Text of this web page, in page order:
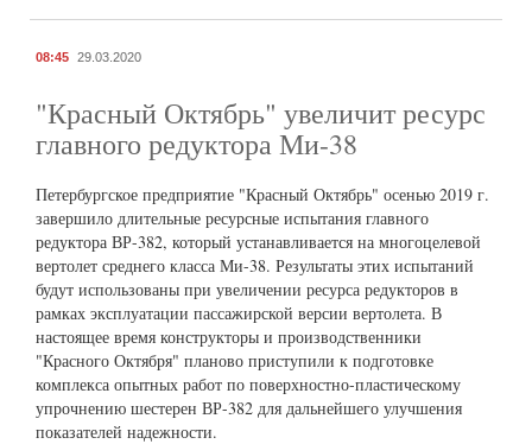
08:45 29.03.2020
"Красный Октябрь" увеличит ресурс
главного редуктора Ми-38
Петербургское предприятие "Красный Октябрь" осенью 2019 г.
завершило длительные ресурсные испытания главного
редуктора ВР-382, который устанавливается на многоцелевой
вертолет среднего класса Ми-38. Результаты этих испытаний
будут использованы при увеличении ресурса редукторов в
рамках эксплуатации пассажирской версии вертолета. В
настоящее время конструкторы и производственники
"Красного Октября" планово приступили к подготовке
комплекса опытных работ по поверхностно-пластическому
упрочнению шестерен ВР-382 для дальнейшего улучшения
показателей надежности.